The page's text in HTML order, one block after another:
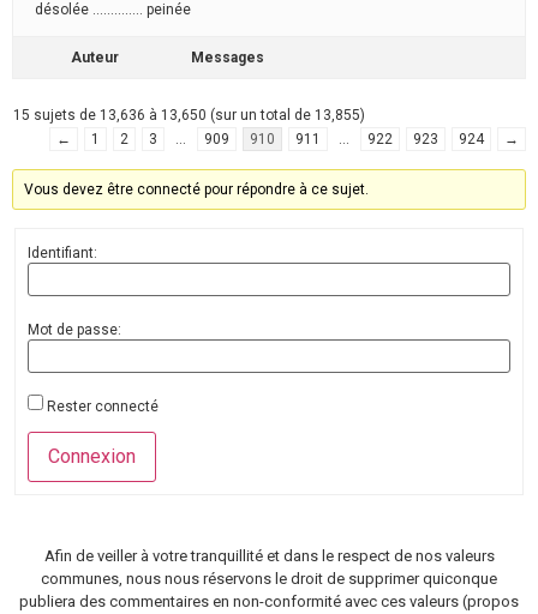
désolée ………….. peinée
Auteur Messages
15 sujets de 13,636 à 13,650 (sur un total de 13,855)
←
1 2 3 … 909 910 911 … 922 923 924 →
Vous devez être connecté pour répondre à ce sujet.
Identifiant:
Mot de passe:
Rester connecté
Connexion
Afin de veiller à votre tranquillité et dans le respect de nos valeurs
communes, nous nous réservons le droit de supprimer quiconque
publiera des commentaires en non-conformité avec ces valeurs (propos